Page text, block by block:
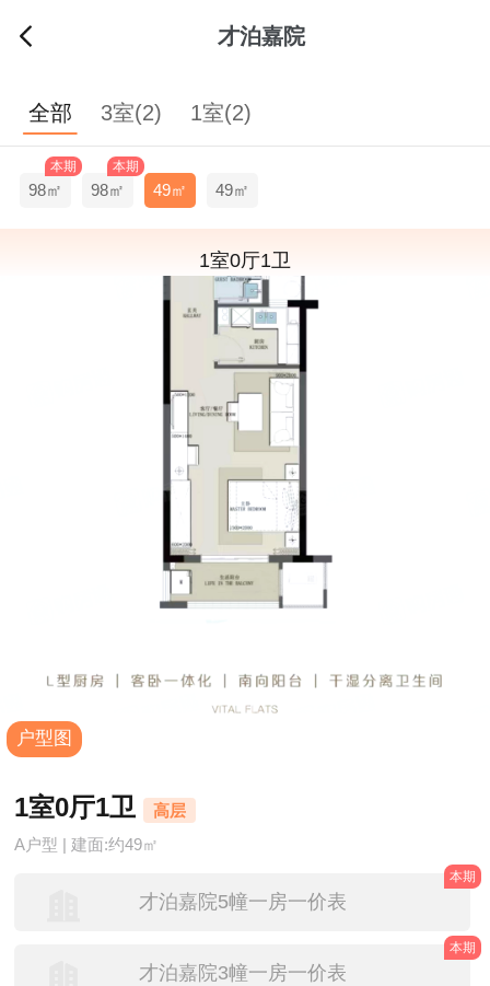
才泊嘉院
全部 3室(2) 1室(2)
98㎡
本期
98㎡
本期
49㎡ 49㎡
1室0厅1卫
户型图
1室0厅1卫 高层
A户型 | 建面:约49㎡
才泊嘉院5幢一房一价表
本期
才泊嘉院3幢一房一价表
本期